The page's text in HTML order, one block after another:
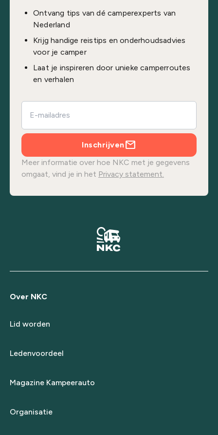
Ontvang tips van dé camperexperts van
Nederland
Krijg handige reistips en onderhoudsadvies
voor je camper
Laat je inspireren door unieke camperroutes
en verhalen
Inschrijven
Meer informatie over hoe NKC met je gegevens
omgaat, vind je in het Privacy statement.
Over NKC
Lid worden
Ledenvoordeel
Magazine Kampeerauto
Organisatie